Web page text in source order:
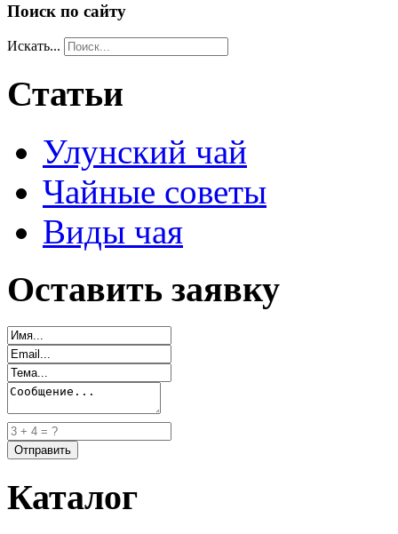
Поиск по сайту
Искать...
Статьи
Улунский чай
Чайные советы
Виды чая
Оставить заявку
Каталог